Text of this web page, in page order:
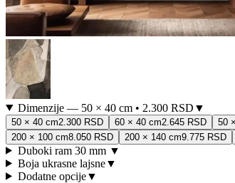
Dimenzije — 50 × 40 cm• 2.300 RSD ▼
50 × 40 cm2.300 RSD 60 × 40 cm2.645 RSD 50
200 × 100 cm8.050 RSD 200 × 140 cm9.775 RSD
Duboki ram 30 mm ▼
Boja ukrasne lajsne▼
Dodatne opcije▼